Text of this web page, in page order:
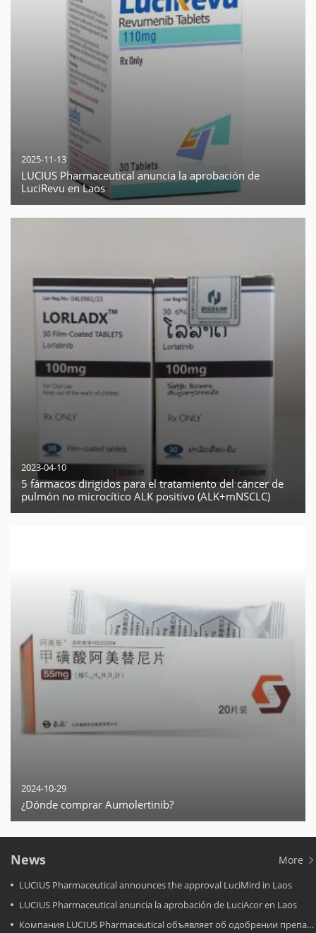
2025-11-13
LUCIUS Pharmaceutical anuncia la aprobación de
LuciRevu en Laos
2023-04-10
5 fármacos dirigidos para el tratamiento del cáncer de
pulmón no microcítico ALK positivo (ALK+mNSCLC)
2024-10-29
¿Dónde comprar Aumolertinib?
News More
LUCIUS Pharmaceutical announces the approval LuciMird in Laos
LUCIUS Pharmaceutical anuncia la aprobación de LuciAcor en Laos
Компания LUCIUS Pharmaceutical объявляет об одобрении препарата LuciAcor в Лаосе.